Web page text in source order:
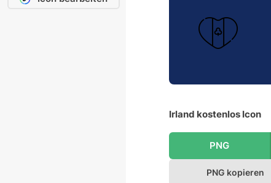
Irland kostenlos Icon
PNG
PNG kopieren